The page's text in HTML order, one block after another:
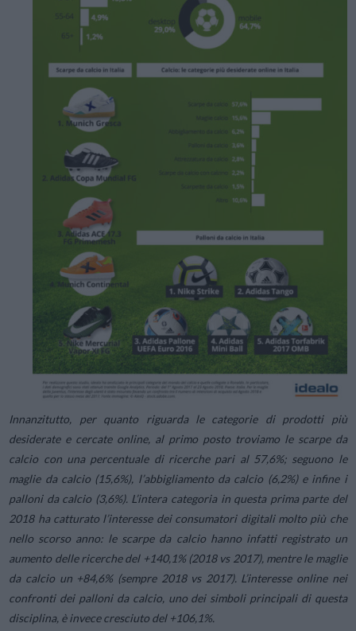
Innanzitutto, per quanto riguarda le categorie di prodotti più
desiderate e cercate online, al primo posto troviamo le scarpe da
calcio con una percentuale di ricerche pari al 57,6%; seguono le
maglie da calcio (15,6%), l’abbigliamento da calcio (6,2%) e infine i
palloni da calcio (3,6%). L’intera categoria in questa prima parte del
2018 ha catturato l’interesse dei consumatori digitali molto più che
nello scorso anno: le scarpe da calcio hanno infatti registrato un
aumento delle ricerche del +140,1% (2018 vs 2017), mentre le maglie
da calcio un +84,6% (sempre 2018 vs 2017). L’interesse online nei
confronti dei palloni da calcio, uno dei simboli principali di questa
disciplina, è invece cresciuto del +106,1%.